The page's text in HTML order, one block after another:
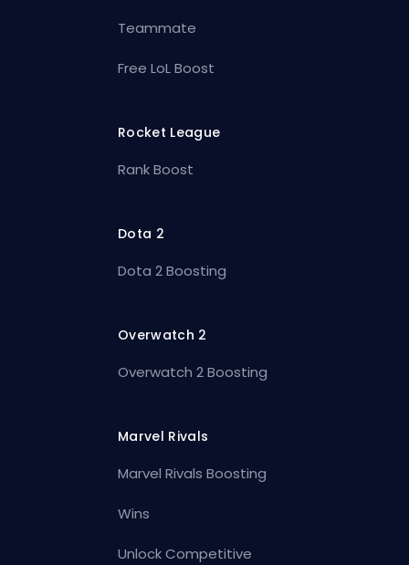
Teammate
Free LoL Boost
Rocket League
Rank Boost
Dota 2
Dota 2 Boosting
Overwatch 2
Overwatch 2 Boosting
Marvel Rivals
Marvel Rivals Boosting
Wins
Unlock Competitive